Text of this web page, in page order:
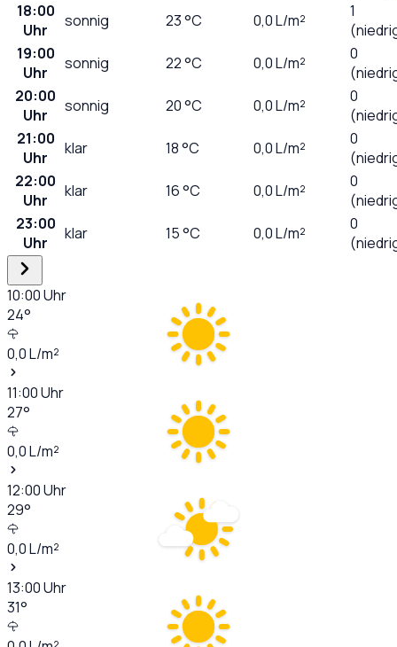
18:00
Uhr
sonnig 23°C 0,0L/m²
1
19:00
Uhr
sonnig 22°C 0,0L/m²
0
20:00
Uhr
sonnig 20°C 0,0L/m²
0
21:00
Uhr
klar 18°C 0,0L/m²
0
22:00
Uhr
klar 16°C 0,0L/m²
0
23:00
Uhr
klar 15°C 0,0L/m²
0
10:00Uhr
24°
0,0L/m²
11:00Uhr
27°
0,0L/m²
12:00Uhr
29°
0,0L/m²
13:00Uhr
31°